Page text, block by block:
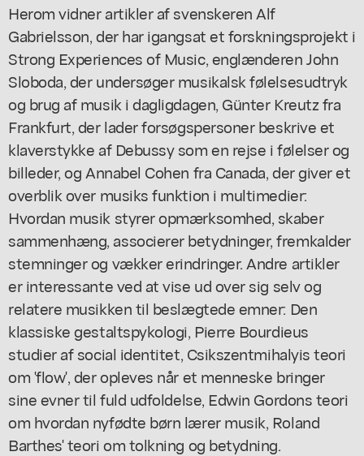
Herom vidner artikler af svenskeren Alf
Gabrielsson, der har igangsat et forskningsprojekt i
Strong Experiences of Music, englænderen John
Sloboda, der undersøger musikalsk følelsesudtryk
og brug af musik i dagligdagen, Günter Kreutz fra
Frankfurt, der lader forsøgspersoner beskrive et
klaverstykke af Debussy som en rejse i følelser og
billeder, og Annabel Cohen fra Canada, der giver et
overblik over musiks funktion i multimedier:
Hvordan musik styrer opmærksomhed, skaber
sammenhæng, associerer betydninger, fremkalder
stemninger og vækker erindringer. Andre artikler
er interessante ved at vise ud over sig selv og
relatere musikken til beslægtede emner: Den
klassiske gestaltspykologi, Pierre Bourdieus
studier af social identitet, Csikszentmihalyis teori
om 'flow', der opleves når et menneske bringer
sine evner til fuld udfoldelse, Edwin Gordons teori
om hvordan nyfødte børn lærer musik, Roland
Barthes' teori om tolkning og betydning.